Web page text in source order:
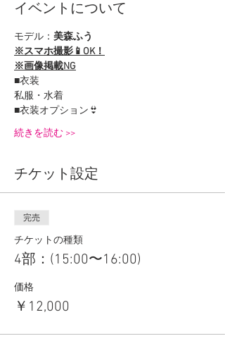
イベントについて
モデル： 美森ふう
※スマホ撮影📱OK！
※画像掲載NG
■衣装
私服・水着
■衣装オプション👙
続きを読む >>
チケット設定
完売
チケットの種類
4部：(15:00〜16:00)
価格
￥12,000